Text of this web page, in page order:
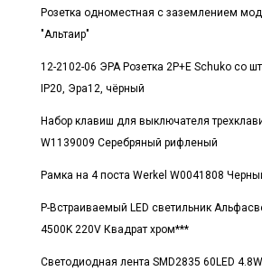
Розетка одноместная с заземлением
"Альтаир"
12-2102-06 ЭРА Розетка 2P+E Schuko со
IP20, Эра12, чёрный
Набор клавиш для выключателя
W1139009 Серебряный рифленый
Рамка на 4 поста Werkel W0041808
Р-Встраиваемый LED светильник
4500K 220V Квадрат хром***
Светодиодная лента SMD2835 60LED